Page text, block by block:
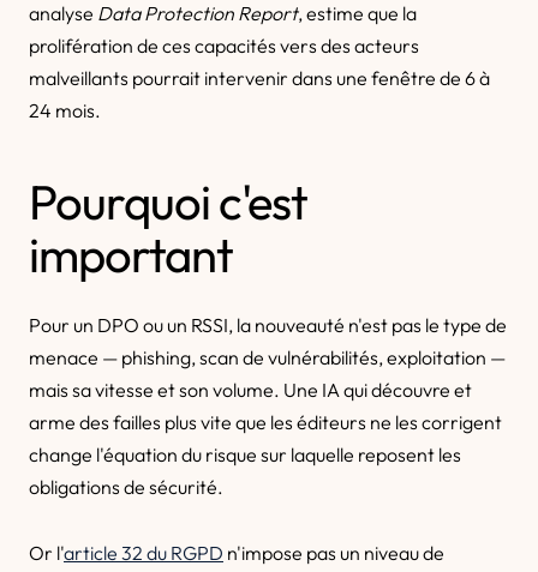
analyse Data Protection Report, estime que la
prolifération de ces capacités vers des acteurs
malveillants pourrait intervenir dans une fenêtre de 6 à
24 mois.
Pourquoi c'est
important
Pour un DPO ou un RSSI, la nouveauté n'est pas le type de
menace — phishing, scan de vulnérabilités, exploitation —
mais sa vitesse et son volume. Une IA qui découvre et
arme des failles plus vite que les éditeurs ne les corrigent
change l'équation du risque sur laquelle reposent les
obligations de sécurité.
Or l'article 32 du RGPD n'impose pas un niveau de